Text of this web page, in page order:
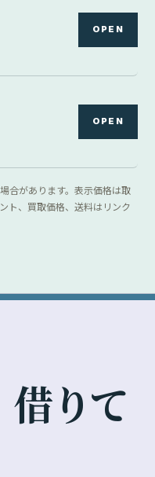
OPEN
OPEN
合があります。表示価格は取
ト、買取価格、送料はリンク
借りて